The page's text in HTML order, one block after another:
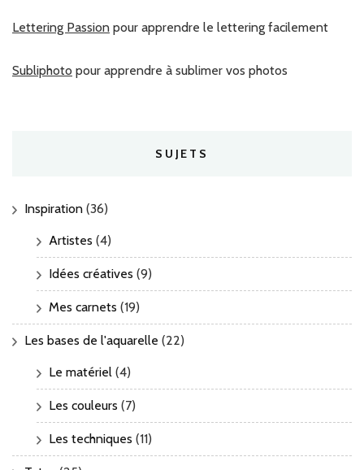
Lettering Passion pour apprendre le lettering facilement
Subliphoto pour apprendre à sublimer vos photos
SUJETS
Inspiration (36)
Artistes (4)
Idées créatives (9)
Mes carnets (19)
Les bases de l'aquarelle (22)
Le matériel (4)
Les couleurs (7)
Les techniques (11)